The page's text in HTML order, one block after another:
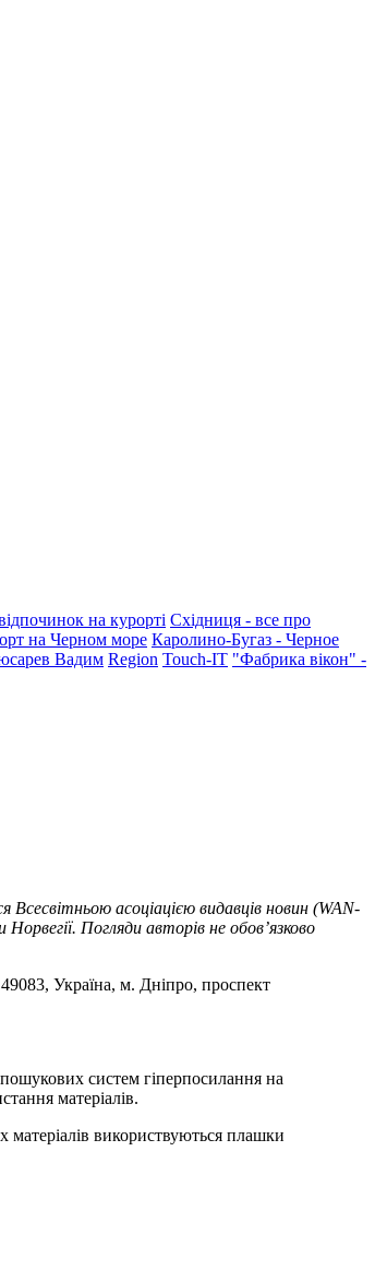
на курорті Східниця - все про
на Черном море Каролино-Бугаз - Черное
Вадим Region Touch-IT "Фабрика вікон" -
асоціацією видавців новин (WAN-
Погляди авторів не обов’язково
Україна, м. Дніпро, проспект
систем гіперпосилання на
матеріалів.
використвуються плашки